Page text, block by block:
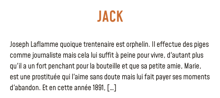
JACK
Joseph Laflamme quoique trentenaire est orphelin. Il effectue des piges
comme journaliste mais cela lui suffit à peine pour vivre, d'autant plus
qu'il a un fort penchant pour la bouteille et que sa petite amie, Marie,
est une prostituée qui l'aime sans doute mais lui fait payer ses moments
d'abandon. Et en cette année 1891, […]